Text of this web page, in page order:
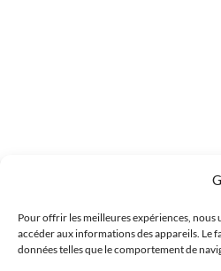
Pour offrir les meilleures expériences,
accéder aux informations des appareils. Le
données telles que le comportement de